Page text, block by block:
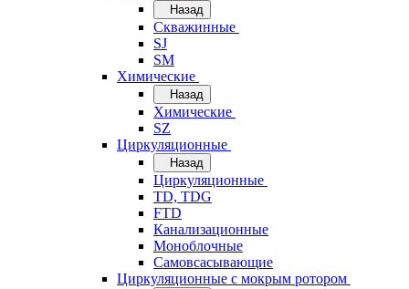
Назад
Скважинные
SJ
SM
Химические
Назад
Химические
SZ
Циркуляционные
Назад
Циркуляционные
TD, TDG
FTD
Канализационные
Моноблочные
Самовсасывающие
Циркуляционные с мокрым ротором